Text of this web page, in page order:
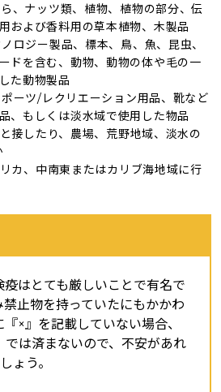
、ナッツ類、植物、植物の部分、伝
および香料用の草本植物、木製品
ロジー製品、標本、鳥、魚、昆虫、
ドを含む、動物、動物の体や毛の一
た動物製品
ーツ/レクリエーション用品、靴など
、もしくは淡水域で使用した物品
接したり、農場、荒野地域、淡水の
カ、中南東またはカリブ海地域に行
疫はとても厳しいことで有名で
止物を持っていたにもかかわ
×』を記載していない場合、
では済まないので、不安があれ
ょう。